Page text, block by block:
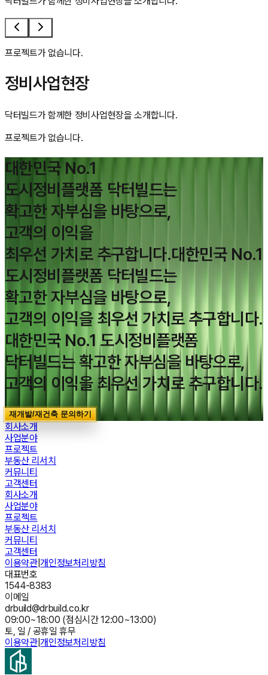
프로젝트가 없습니다.
정비사업현장
닥터빌드가 함께한 정비사업현장을 소개합니다.
프로젝트가 없습니다.
대한민국 No.1
도시정비플랫폼 닥터빌드는
확고한 자부심을 바탕으로,
고객의 이익을
최우선 가치로 추구합니다.대한민국 No.1
도시정비플랫폼 닥터빌드는
확고한 자부심을 바탕으로,
고객의 이익을 최우선 가치로 추구합니다.
대한민국 No.1 도시정비플랫폼
닥터빌드는 확고한 자부심을 바탕으로,
고객의 이익을 최우선 가치로 추구합니다.
재개발/재건축 문의하기
회사소개
사업분야
프로젝트
부동산 리서치
커뮤니티
고객센터
회사소개
사업분야
프로젝트
부동산 리서치
커뮤니티
고객센터
이용약관|개인정보처리방침
대표번호
1544-8383
이메일
drbuild@drbuild.co.kr
09:00~18:00 (점심시간 12:00~13:00)
토, 일 / 공휴일 휴무
이용약관|개인정보처리방침